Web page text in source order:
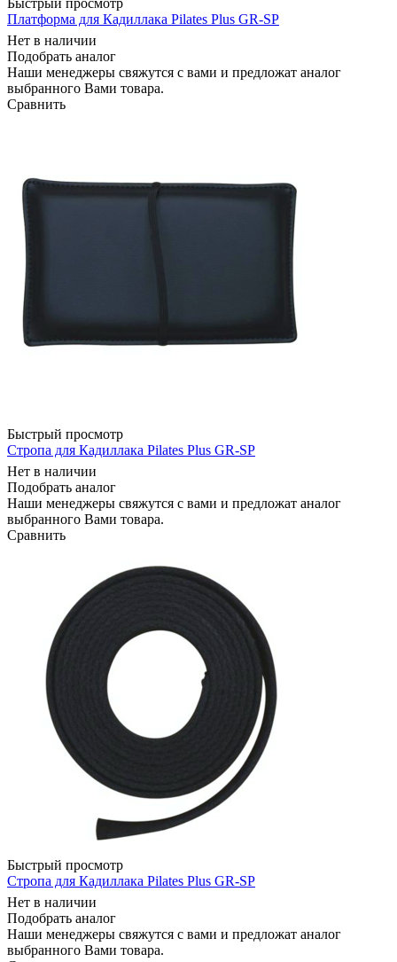
Платформа для Кадиллака Pilates Plus GR-SP
Нет в наличии
Подобрать аналог
Наши менеджеры свяжутся с вами и предложат аналог
выбранного Вами товара.
Сравнить
Быстрый просмотр
Стропа для Кадиллака Pilates Plus GR-SP
Нет в наличии
Подобрать аналог
Наши менеджеры свяжутся с вами и предложат аналог
выбранного Вами товара.
Сравнить
Быстрый просмотр
Стропа для Кадиллака Pilates Plus GR-SP
Нет в наличии
Подобрать аналог
Наши менеджеры свяжутся с вами и предложат аналог
выбранного Вами товара.